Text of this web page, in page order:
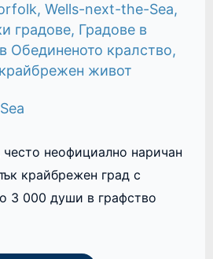
, Wells-next-the-Sea,
градове, Градове в
Обединеното кралство,
крайбрежен живот
неофициално наричан
крайбрежен град с
3 000 души в графство